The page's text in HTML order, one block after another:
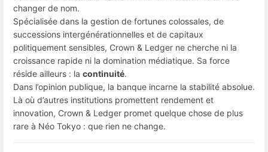
changer de nom.
Spécialisée dans la gestion de fortunes colossales, de
successions intergénérationnelles et de capitaux
politiquement sensibles, Crown & Ledger ne cherche ni la
croissance rapide ni la domination médiatique. Sa force
réside ailleurs : la continuité.
Dans l’opinion publique, la banque incarne la stabilité absolue.
Là où d’autres institutions promettent rendement et
innovation, Crown & Ledger promet quelque chose de plus
rare à Néo Tokyo : que rien ne change.